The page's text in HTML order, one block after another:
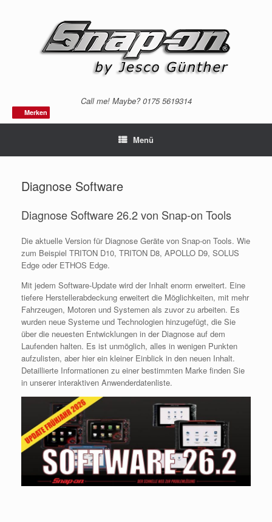
Call me! Maybe? 0175 5619314
Menü
Diagnose Software
Diagnose Software 26.2 von Snap-on Tools
Die aktuelle Version für Diagnose Geräte von Snap-on Tools. Wie
zum Beispiel TRITON D10, TRITON D8, APOLLO D9, SOLUS
Edge oder ETHOS Edge.
Mit jedem Software-Update wird der Inhalt enorm erweitert. Eine
tiefere Herstellerabdeckung erweitert die Möglichkeiten, mit mehr
Fahrzeugen, Motoren und Systemen als zuvor zu arbeiten. Es
wurden neue Systeme und Technologien hinzugefügt, die Sie
über die neuesten Entwicklungen in der Diagnose auf dem
Laufenden halten. Es ist unmöglich, alles in wenigen Punkten
aufzulisten, aber hier ein kleiner Einblick in den neuen Inhalt.
Detaillierte Informationen zu einer bestimmten Marke finden Sie
in unserer interaktiven Anwenderdatenliste.
Merken
Merken